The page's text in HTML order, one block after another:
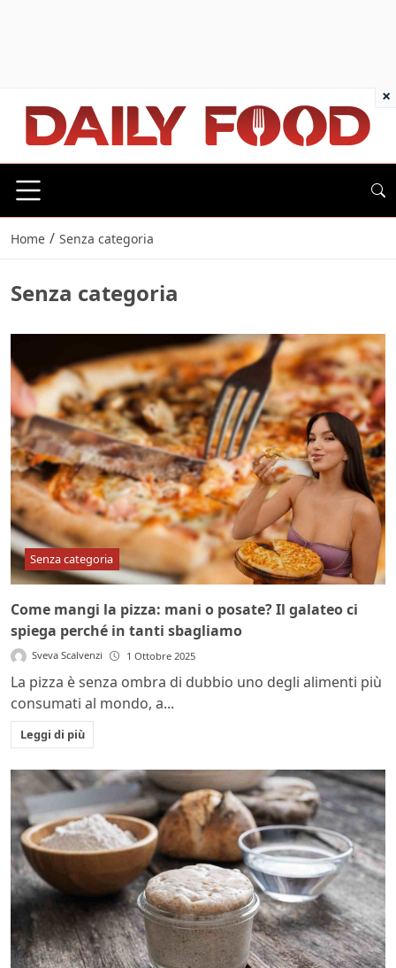
Home / Senza categoria
Senza categoria
Senza categoria
Come mangi la pizza: mani o posate? Il galateo ci
spiega perché in tanti sbagliamo
Sveva Scalvenzi 1 Ottobre 2025
La pizza è senza ombra di dubbio uno degli alimenti più
consumati al mondo, a...
Leggi di più
×